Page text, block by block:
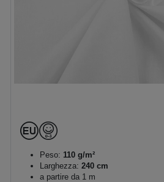
Peso: 110 g/m²
Larghezza: 240 cm
a partire da 1 m